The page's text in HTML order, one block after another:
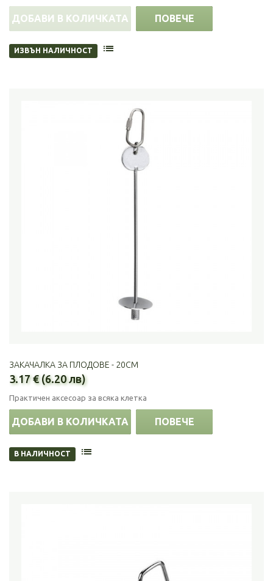
ДОБАВИ В КОЛИЧКАТА ПОВЕЧЕ
ИЗВЪН НАЛИЧНОСТ
ЗАКАЧАЛКА ЗА ПЛОДОВЕ - 20СМ
3.17 € (6.20 лв)
Практичен аксесоар за всяка клетка
ДОБАВИ В КОЛИЧКАТА ПОВЕЧЕ
В НАЛИЧНОСТ